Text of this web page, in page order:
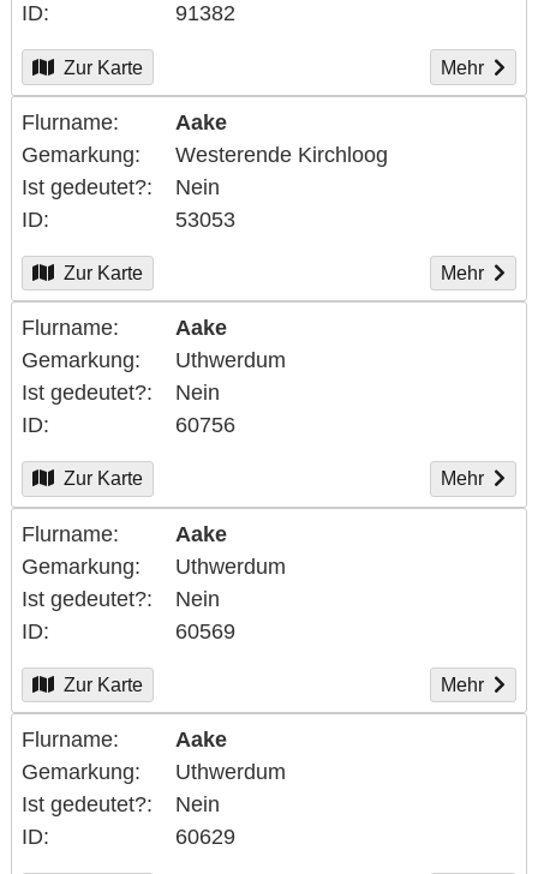
ID
91382
Zur Karte Mehr
Flurname
Aake
Gemarkung
Westerende Kirchloog
Ist gedeutet?
Nein
ID
53053
Zur Karte Mehr
Flurname
Aake
Gemarkung
Uthwerdum
Ist gedeutet?
Nein
ID
60756
Zur Karte Mehr
Flurname
Aake
Gemarkung
Uthwerdum
Ist gedeutet?
Nein
ID
60569
Zur Karte Mehr
Flurname
Aake
Gemarkung
Uthwerdum
Ist gedeutet?
Nein
ID
60629